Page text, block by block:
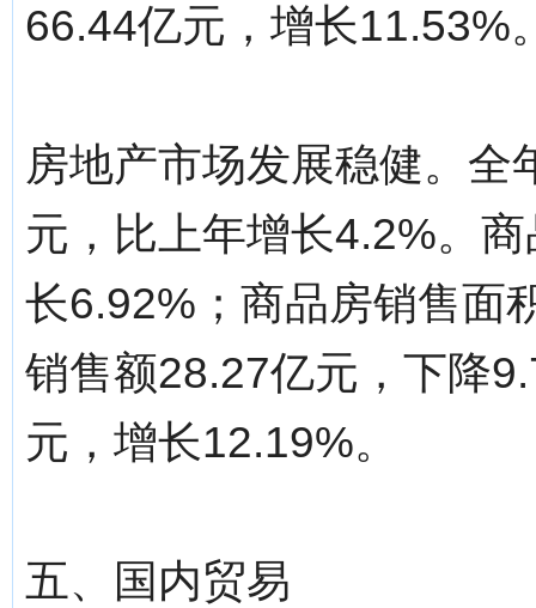
66.44亿元，增长11.53%
房地产市场发展稳健。
元，比上年增长4.2%。
长6.92%；商品房销售面
销售额28.27亿元，下降
元，增长12.19%。
五、国内贸易